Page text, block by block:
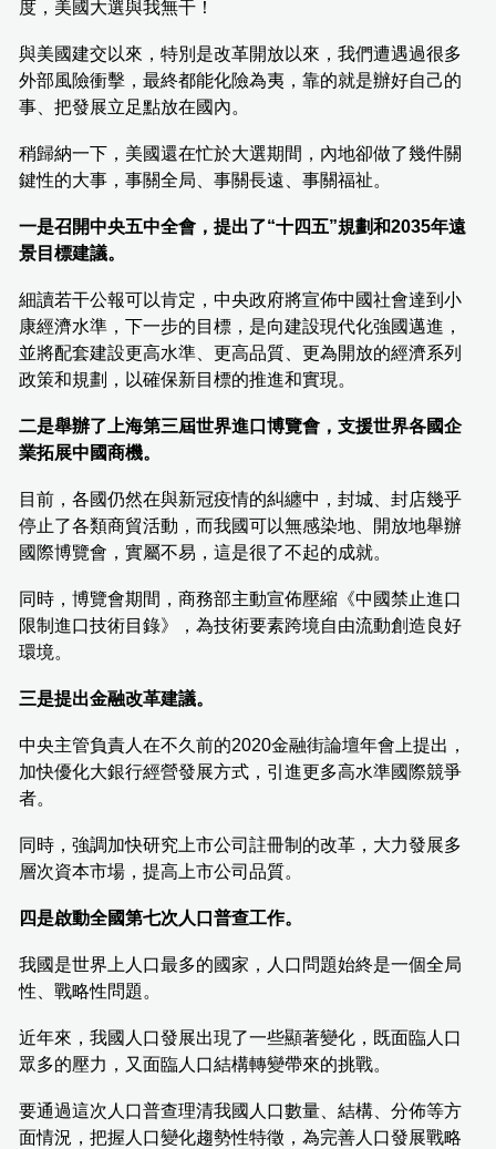
度，美國大選與我無干！
與美國建交以來，特別是改革開放以來，我們遭遇過很多
外部風險衝擊，最終都能化險為夷，靠的就是辦好自己的
事、把發展立足點放在國內。
稍歸納一下，美國還在忙於大選期間，內地卻做了幾件關
鍵性的大事，事關全局、事關長遠、事關福祉。
一是召開中央五中全會，提出了“十四五”規劃和2035年遠
景目標建議。
細讀若干公報可以肯定，中央政府將宣佈中國社會達到小
康經濟水準，下一步的目標，是向建設現代化強國邁進，
並將配套建設更高水準、更高品質、更為開放的經濟系列
政策和規劃，以確保新目標的推進和實現。
二是舉辦了上海第三屆世界進口博覽會，支援世界各國企
業拓展中國商機。
目前，各國仍然在與新冠疫情的糾纏中，封城、封店幾乎
停止了各類商貿活動，而我國可以無感染地、開放地舉辦
國際博覽會，實屬不易，這是很了不起的成就。
同時，博覽會期間，商務部主動宣佈壓縮《中國禁止進口
限制進口技術目錄》，為技術要素跨境自由流動創造良好
環境。
三是提出金融改革建議。
中央主管負責人在不久前的2020金融街論壇年會上提出，
加快優化大銀行經營發展方式，引進更多高水準國際競爭
者。
同時，強調加快研究上市公司註冊制的改革，大力發展多
層次資本市場，提高上市公司品質。
四是啟動全國第七次人口普查工作。
我國是世界上人口最多的國家，人口問題始終是一個全局
性、戰略性問題。
近年來，我國人口發展出現了一些顯著變化，既面臨人口
眾多的壓力，又面臨人口結構轉變帶來的挑戰。
要通過這次人口普查理清我國人口數量、結構、分佈等方
面情況，把握人口變化趨勢性特徵，為完善人口發展戰略